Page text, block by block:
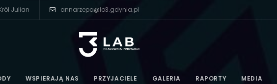
Julian annarzepa@lo3.gdynia.pl
WSPIERAJĄ NAS PRZYJACIELE GALERIA RAPORTY MEDIA